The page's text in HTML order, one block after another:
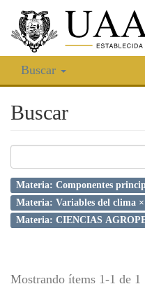
Buscar
Buscar
Materia: Componentes
Materia: Variables del clima ×
Materia: CIENCIAS
Mostrando ítems 1-1 de 1